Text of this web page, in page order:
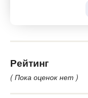
Рейтинг
( Пока оценок нет )